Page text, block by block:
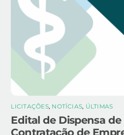
LICITAÇÕES, NOTÍCIAS, ÚLTIMAS
Edital de Dispensa de
Contratação de